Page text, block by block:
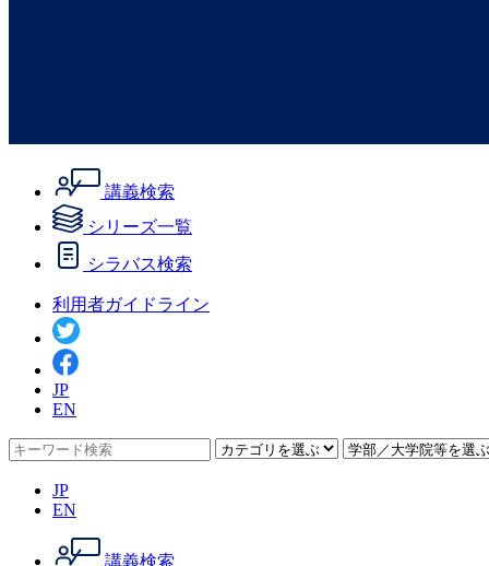
講義検索
シリーズ一覧
シラバス検索
利用者ガイドライン
JP
EN
JP
EN
講義検索